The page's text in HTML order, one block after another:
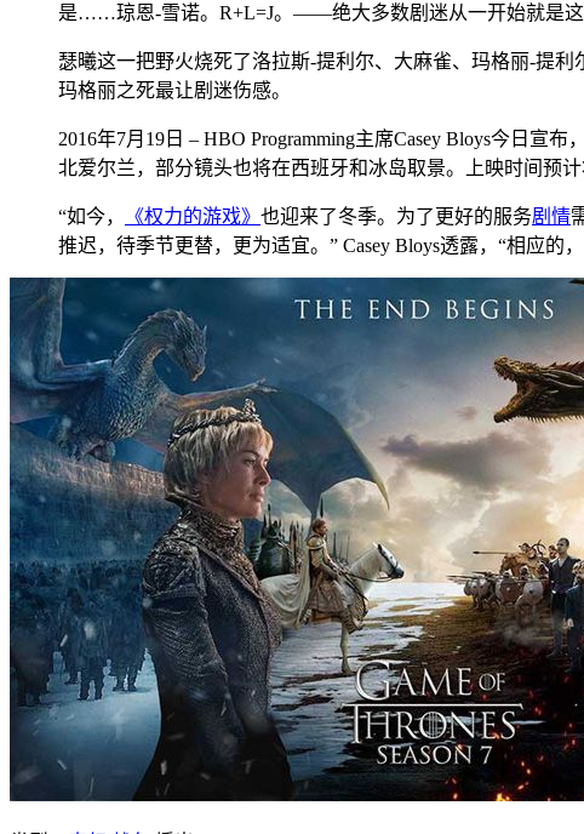
是……琼恩-雪诺。R+L=J。——绝大多数剧迷从一开始就是这
瑟曦这一把野火烧死了洛拉斯-提利尔、大麻雀、玛格丽-提
玛格丽之死最让剧迷伤感。
2016年7月19日 – HBO Programming主席Casey Bloys今日
北爱尔兰，部分镜头也将在西班牙和冰岛取景。上映时间预计
“如今， 《权力的游戏》 也迎来了冬季。为了更好的服务剧情
推迟，待季节更替，更为适宜。” Casey Bloys透露，“相应